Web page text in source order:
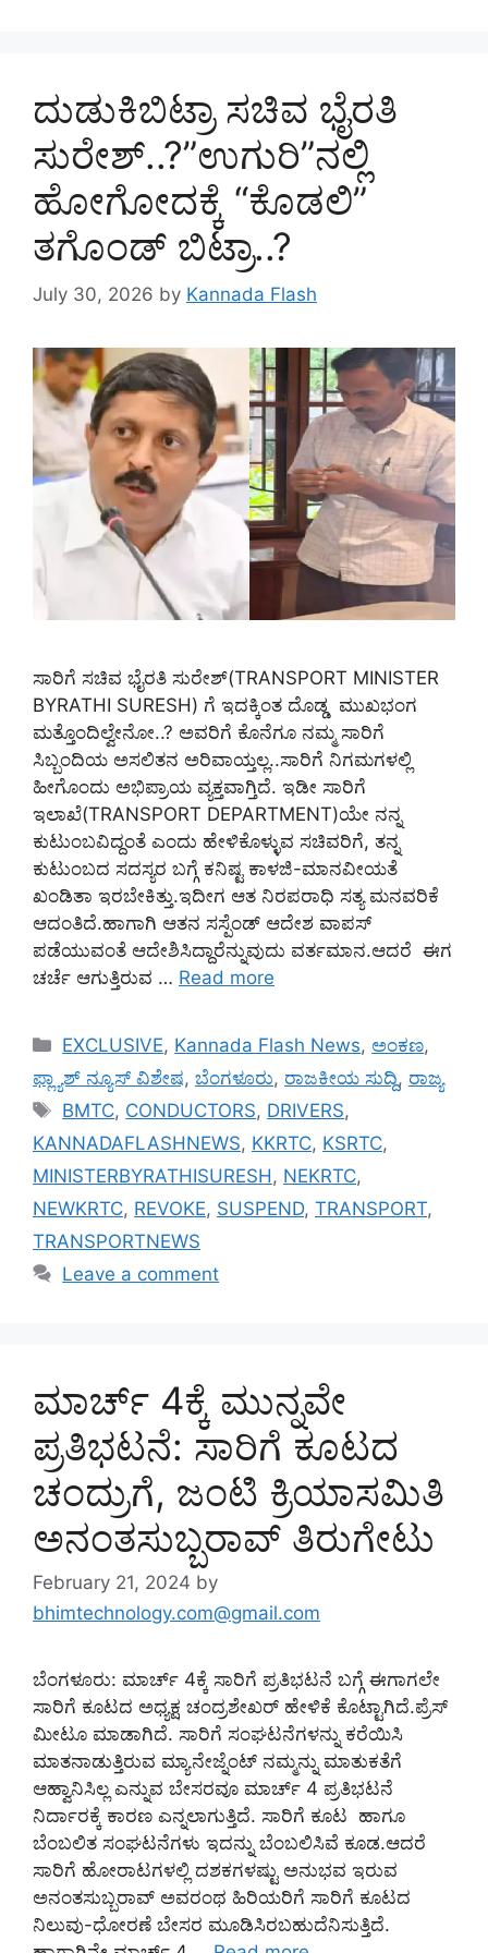
ದುಡುಕಿಬಿಟ್ರಾ ಸಚಿವ ಭೈರತಿ
ಸುರೇಶ್..?”ಉಗುರಿ”ನಲ್ಲಿ
ಹೋಗೋದಕ್ಕೆ “ಕೊಡಲಿ”
ತಗೊಂಡ್ ಬಿಟ್ರಾ..?
July 30, 2026 by Kannada Flash
ಸಾರಿಗೆ ಸಚಿವ ಭೈರತಿ ಸುರೇಶ್‌(TRANSPORT MINISTER
BYRATHI SURESH) ಗೆ ಇದಕ್ಕಿಂತ ದೊಡ್ಡ ಮುಖಭಂಗ
ಮತ್ತೊಂದಿಲ್ವೇನೋ..? ಅವರಿಗೆ ಕೊನೆಗೂ ನಮ್ಮ ಸಾರಿಗೆ
ಸಿಬ್ಬಂದಿಯ ಅಸಲಿತನ ಅರಿವಾಯ್ತಲ್ಲ..ಸಾರಿಗೆ ನಿಗಮಗಳಲ್ಲಿ
ಹೀಗೊಂದು ಅಭಿಪ್ರಾಯ ವ್ಯಕ್ತವಾಗ್ತಿದೆ. ಇಡೀ ಸಾರಿಗೆ
ಇಲಾಖೆ(TRANSPORT DEPARTMENT)ಯೇ ನನ್ನ
ಕುಟುಂಬವಿದ್ದಂತೆ ಎಂದು ಹೇಳಿಕೊಳ್ಳುವ ಸಚಿವರಿಗೆ, ತನ್ನ
ಕುಟುಂಬದ ಸದಸ್ಯರ ಬಗ್ಗೆ ಕನಿಷ್ಟ ಕಾಳಜಿ-ಮಾನವೀಯತೆ
ಖಂಡಿತಾ ಇರಬೇಕಿತ್ತು.ಇದೀಗ ಆತ ನಿರಪರಾಧಿ ಸತ್ಯ ಮನವರಿಕೆ
ಆದಂತಿದೆ.ಹಾಗಾಗಿ ಆತನ ಸಸ್ಪೆಂಡ್‌ ಆದೇಶ ವಾಪಸ್‌
ಪಡೆಯುವಂತೆ ಆದೇಶಿಸಿದ್ದಾರೆನ್ನುವುದು ವರ್ತಮಾನ.ಆದರೆ ಈಗ
ಚರ್ಚೆ ಆಗುತ್ತಿರುವ … Read more
Categories
EXCLUSIVE, Kannada Flash News, ಅಂಕಣ,
ಫ್ಲ್ಯಾಶ್ ನ್ಯೂಸ್ ವಿಶೇಷ, ಬೆಂಗಳೂರು, ರಾಜಕೀಯ ಸುದ್ದಿ, ರಾಜ್ಯ
Tags
BMTC, CONDUCTORS, DRIVERS,
KANNADAFLASHNEWS, KKRTC, KSRTC,
MINISTERBYRATHISURESH , NEKRTC,
NEWKRTC, REVOKE, SUSPEND, TRANSPORT,
TRANSPORTNEWS
Leave a comment
ಮಾರ್ಚ್ 4ಕ್ಕೆ ಮುನ್ನವೇ
ಪ್ರತಿಭಟನೆ: ಸಾರಿಗೆ ಕೂಟದ
ಚಂದ್ರುಗೆ, ಜಂಟಿ ಕ್ರಿಯಾಸಮಿತಿ
ಅನಂತಸುಬ್ಬರಾವ್ ತಿರುಗೇಟು
February 21, 2024 by
bhimtechnology.com@gmail.com
ಬೆಂಗಳೂರು: ಮಾರ್ಚ್ 4ಕ್ಕೆ ಸಾರಿಗೆ ಪ್ರತಿಭಟನೆ ಬಗ್ಗೆ ಈಗಾಗಲೇ
ಸಾರಿಗೆ ಕೂಟದ ಅಧ್ಯಕ್ಷ ಚಂದ್ರಶೇಖರ್ ಹೇಳಿಕೆ ಕೊಟ್ಟಾಗಿದೆ.ಪ್ರೆಸ್
ಮೀಟೂ ಮಾಡಾಗಿದೆ. ಸಾರಿಗೆ ಸಂಘಟನೆಗಳನ್ನು ಕರೆಯಿಸಿ
ಮಾತನಾಡುತ್ತಿರುವ ಮ್ಯಾನೇಜ್ನೆಂಟ್ ನಮ್ಮನ್ನು ಮಾತುಕತೆಗೆ
ಆಹ್ವಾನಿಸಿಲ್ಲ ಎನ್ನುವ ಬೇಸರವೂ ಮಾರ್ಚ್ 4 ಪ್ರತಿಭಟನೆ
ನಿರ್ದಾರಕ್ಕೆ ಕಾರಣ ಎನ್ನಲಾಗುತ್ತಿದೆ. ಸಾರಿಗೆ ಕೂಟ ಹಾಗೂ
ಬೆಂಬಲಿತ ಸಂಘಟನೆಗಳು ಇದನ್ನು ಬೆಂಬಲಿಸಿವೆ ಕೂಡ.ಆದರೆ
ಸಾರಿಗೆ ಹೋರಾಟಗಳಲ್ಲಿ ದಶಕಗಳಷ್ಟು ಅನುಭವ ಇರುವ
ಅನಂತಸುಬ್ಬರಾವ್ ಅವರಂಥ ಹಿರಿಯರಿಗೆ ಸಾರಿಗೆ ಕೂಟದ
ನಿಲುವು-ಧೋರಣೆ ಬೇಸರ ಮೂಡಿಸಿರಬಹುದೆನಿಸುತ್ತಿದೆ.